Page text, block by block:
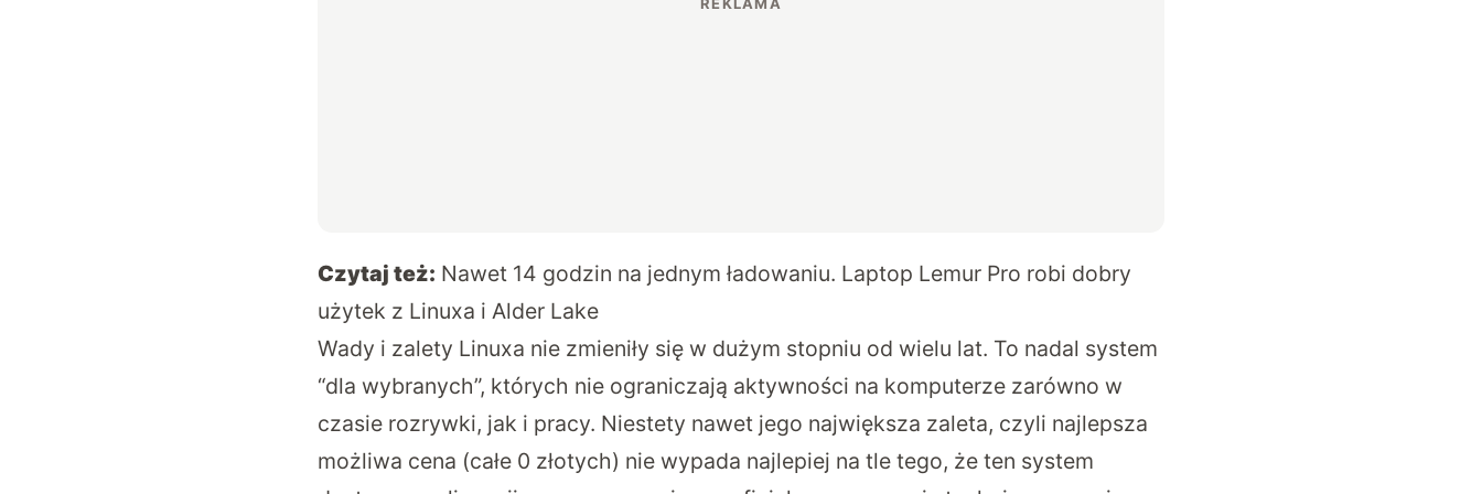
Czytaj też: Nawet 14 godzin na jednym ładowaniu. Laptop Lemur Pro robi dobry
użytek z Linuxa i Alder Lake
Wady i zalety Linuxa nie zmieniły się w dużym stopniu od wielu lat. To nadal system
“dla wybranych”, których nie ograniczają aktywności na komputerze zarówno w
czasie rozrywki, jak i pracy. Niestety nawet jego największa zaleta, czyli najlepsza
możliwa cena (całe 0 złotych) nie wypada najlepiej na tle tego, że ten system